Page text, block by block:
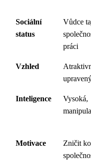
Sociální
status
Vůdce
práci
Vzhled
Inteligence
Vysoká,
Motivace
Zničit